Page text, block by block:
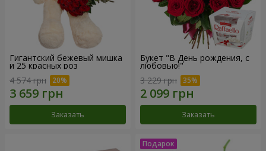
Гигантский бежевый мишка
и 25 красных роз
4 574 грн
Заказать
Букет "В День рождения, с
любовью!"
3 229 грн
Заказать